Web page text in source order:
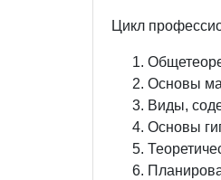
Цикл
Основы
Виды,
Основы